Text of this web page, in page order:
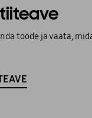
toode ja vaata,